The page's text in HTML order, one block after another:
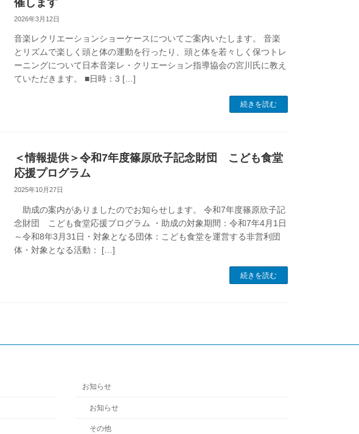
2026年3月12日
音楽レクリエーションショーケースについてご案内いたします。 音楽
とリズムで楽しく頭と体の運動を行ったり、頭と体を若々しく保つトレ
ーニングについて日本音楽レ・クリエーション指導協会の宮川氏に教え
ていただきます。 ■日時：3 […]
続きを読む
＜情報提供＞令和7年度篠原欣子記念財団 こども食堂
応援プログラム
2025年10月27日
助成の案内がありましたのでお知らせします。 令和7年度篠原欣子記
念財団 こども食堂応援プログラム ・助成の対象期間：令和7年4月1日
～令和8年3月31日・対象となる団体：こども食堂を運営する非営利団
体・対象となる活動： […]
続きを読む
お知らせ
お知らせ
その他